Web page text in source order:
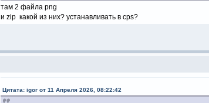
там 2 файла png
и zip какой из них? устанавливать в cps?
Цитата: igor от 11 Апреля 2026, 08:22:42